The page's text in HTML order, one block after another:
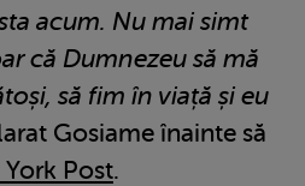
acum. Nu mai simt
că Dumnezeu să mă
să fim în viață și eu
Gosiame înainte să
Post.